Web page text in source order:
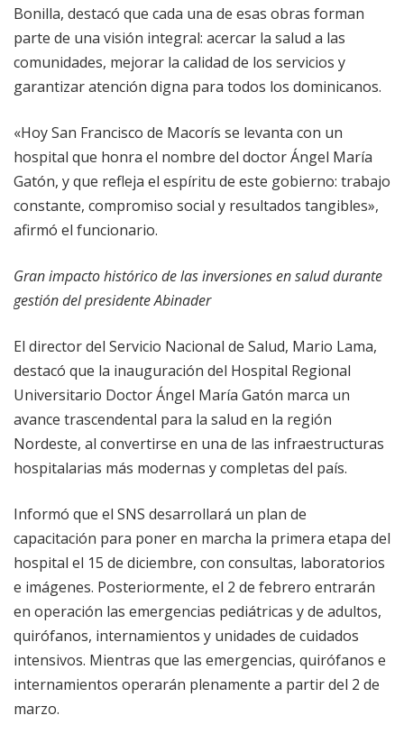
Bonilla, destacó que cada una de esas obras forman
parte de una visión integral: acercar la salud a las
comunidades, mejorar la calidad de los servicios y
garantizar atención digna para todos los dominicanos.
«Hoy San Francisco de Macorís se levanta con un
hospital que honra el nombre del doctor Ángel María
Gatón, y que refleja el espíritu de este gobierno: trabajo
constante, compromiso social y resultados tangibles»,
afirmó el funcionario.
Gran impacto histórico de las inversiones en salud durante
gestión del presidente Abinader
El director del Servicio Nacional de Salud, Mario Lama,
destacó que la inauguración del Hospital Regional
Universitario Doctor Ángel María Gatón marca un
avance trascendental para la salud en la región
Nordeste, al convertirse en una de las infraestructuras
hospitalarias más modernas y completas del país.
Informó que el SNS desarrollará un plan de
capacitación para poner en marcha la primera etapa del
hospital el 15 de diciembre, con consultas, laboratorios
e imágenes. Posteriormente, el 2 de febrero entrarán
en operación las emergencias pediátricas y de adultos,
quirófanos, internamientos y unidades de cuidados
intensivos. Mientras que las emergencias, quirófanos e
internamientos operarán plenamente a partir del 2 de
marzo.